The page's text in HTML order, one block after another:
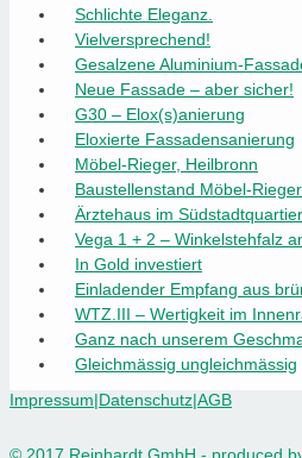
Schlichte Eleganz.
Vielversprechend!
Gesalzene Aluminium-
Neue Fassade – aber sicher!
G30 – Elox(s)anierung
Eloxierte Fassadensanierung
Möbel-Rieger, Heilbronn
Baustellenstand Möbel-
Ärztehaus im Südstadtquartier
Vega 1 + 2 – Winkelstehfalz
In Gold investiert
Einladender Empfang aus
WTZ.III – Wertigkeit im
Ganz nach unserem
Gleichmässig ungleichmässig
Impressum|Datenschutz|AGB